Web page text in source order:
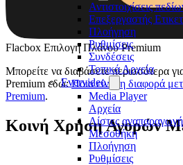
Αντιστοιχίσεις
Επεξεργαστής
Πλοήγηση
Ρυθμίσεις
Συνδέσεις
Τοπικά Αρχεία
Evervideo
Media Player
Αρχεία
Λίστες
Μεσοθήκη
Πλοήγηση
Ρυθμίσεις
Flacbox Επιλογή Πλάνου Premium
Μπορείτε να διαβάσετε περισσότερα
Premium εδώ:Ποια είναι η διαφορά
Premium.
Κοινή Χρήση Αγορών